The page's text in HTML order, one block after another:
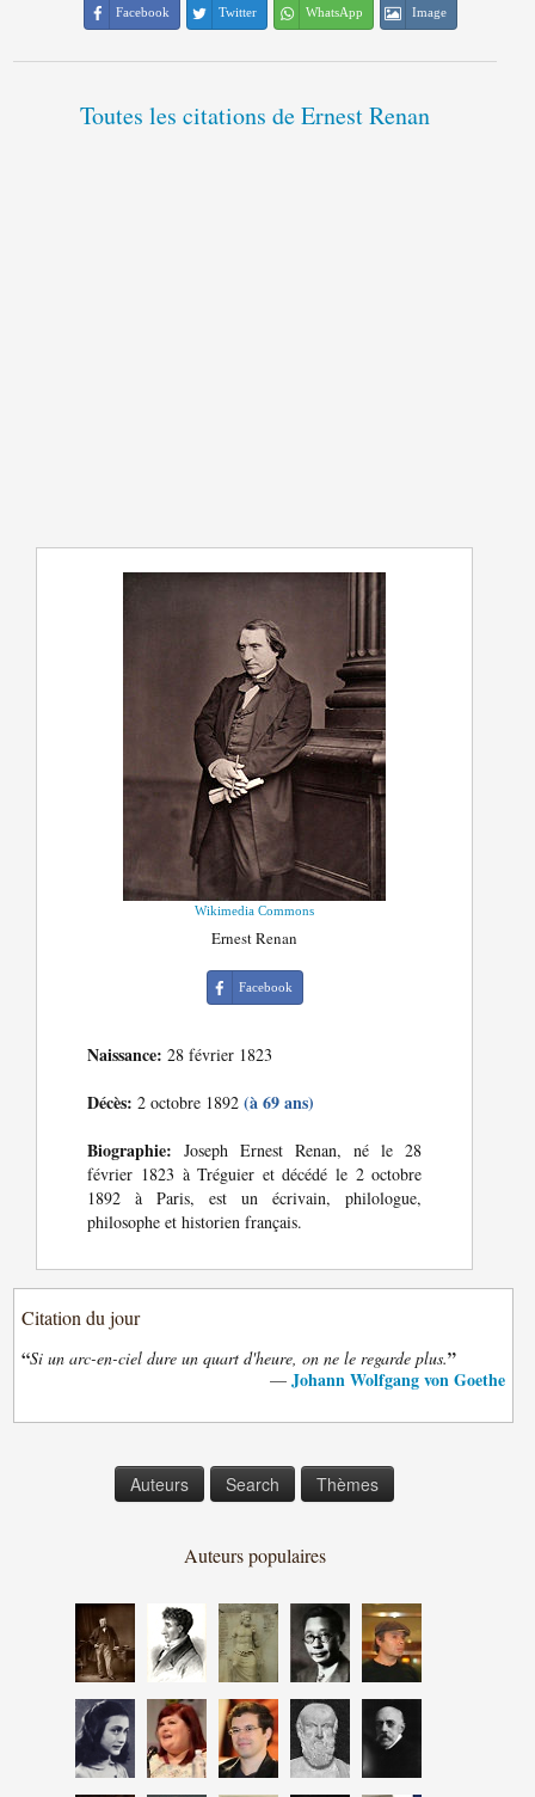
Facebook Twitter WhatsApp Image
Toutes les citations de Ernest Renan
Wikimedia Commons
Ernest Renan
Facebook
Naissance: 28 février 1823
Décès: 2 octobre 1892(à 69 ans)
Biographie: Joseph Ernest Renan, né le 28
février 1823 à Tréguier et décédé le 2 octobre
1892 à Paris, est un écrivain, philologue,
philosophe et historien français.
Citation du jour
“Si un arc-en-ciel dure un quart d'heure, on ne le regarde plus.”
— Johann Wolfgang von Goethe
Auteurs Search Thèmes
Auteurs populaires